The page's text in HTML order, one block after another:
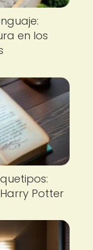
en los
Potter